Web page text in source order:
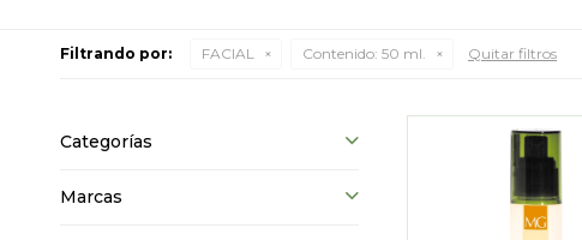
Filtrando por: FACIAL Contenido: 50 ml. Quitar filtros
Categorías
Marcas